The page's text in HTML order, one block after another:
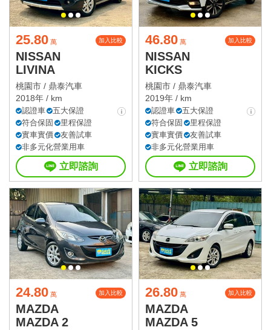
25.80 萬 加入比較
NISSAN
LIVINA
桃園市 / 鼎泰汽車
2018年 / km
認證車
五大保證
符合保固
里程保證
實車實價
友善試車
非多元化營業用車
立即諮詢
46.80 萬 加入比較
NISSAN
KICKS
桃園市 / 鼎泰汽車
2019年 / km
認證車
五大保證
符合保固
里程保證
實車實價
友善試車
非多元化營業用車
立即諮詢
24.80 萬 加入比較
MAZDA
MAZDA 2
26.80 萬 加入比較
MAZDA
MAZDA 5